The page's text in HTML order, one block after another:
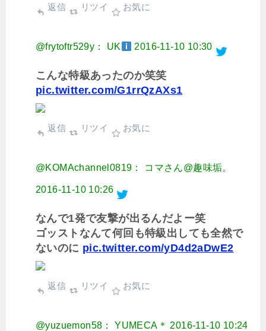
返信 リツイ お気に
@frytoftr529y： UK 2016-11-10 10:30
こんな特級あったのか笑笑
pic.twitter.com/G1rrQzAXs1
返信 リツイ お気に
@KOMAchannel0819： コマさん@趣味垢。
2016-11-10 10:26
なんで1発で友撃が出るんだよー笑
ゴッストなんて何回も特級出しても全然で
ないのに pic.twitter.com/yD4d2aDwE2
返信 リツイ お気に
@yuzuemon58： YUMECA＊ 2016-11-10 10:24